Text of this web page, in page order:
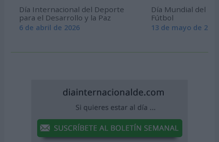
Día Internacional del Deporte
para el Desarrollo y la Paz
6 de abril de 2026
Día Mundial del
Fútbol
13 de mayo de 2026